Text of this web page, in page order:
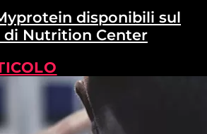
disponibili sul
Nutrition Center